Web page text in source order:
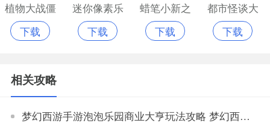
植物大战僵
尸长城版安
下载
迷你像素乐
园安卓版免
下载
蜡笔小新之
美食大作战
下载
都市怪谈大
作战游戏手
下载
相关攻略
梦幻西游手游泡泡乐园商业大亨玩法攻略 梦幻西游手游泡泡乐园商业大亨挑战技巧